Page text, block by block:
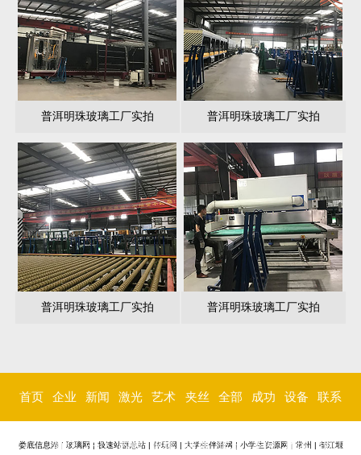
普洱明珠玻璃工厂实拍 普洱明珠玻璃工厂实拍
普洱明珠玻璃工厂实拍 普洱明珠玻璃工厂实拍
首页 企业
简介
新闻
中心
激光
内雕
艺术
玻璃
夹丝
玻璃
全部
玻璃
成功
案例
设备
环境
联系
我们
娄底信息港| 玻璃网 | 极速站群总站| 伴玩网 大学生伴游网 | 小学生资源网 | 常州 都江堰